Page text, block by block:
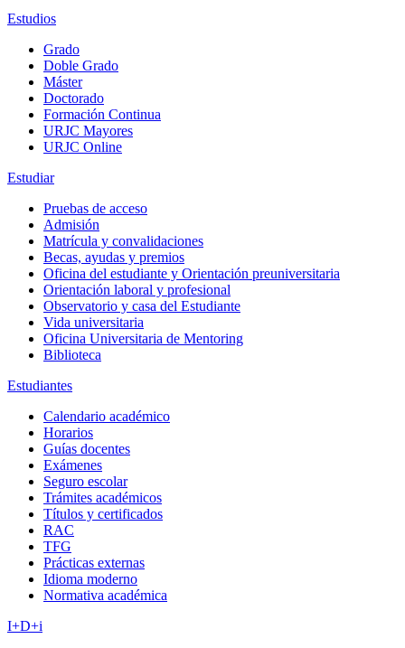
Estudios
Grado
Doble Grado
Máster
Doctorado
Formación Continua
URJC Mayores
URJC Online
Estudiar
Pruebas de acceso
Admisión
Matrícula y convalidaciones
Becas, ayudas y premios
Oficina del estudiante y Orientación preuniversitaria
Orientación laboral y profesional
Observatorio y casa del Estudiante
Vida universitaria
Oficina Universitaria de Mentoring
Biblioteca
Estudiantes
Calendario académico
Horarios
Guías docentes
Exámenes
Seguro escolar
Trámites académicos
Títulos y certificados
RAC
TFG
Prácticas externas
Idioma moderno
Normativa académica
I+D+i